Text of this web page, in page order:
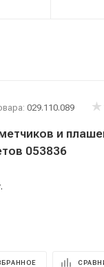
029.110.089
и
053836